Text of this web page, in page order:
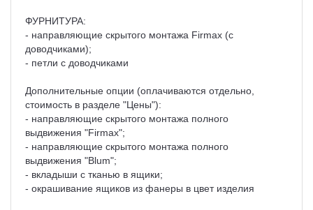
ФУРНИТУРА:
- направляющие скрытого монтажа Firmax (с
доводчиками);
- петли с доводчиками
Дополнительные опции (оплачиваются отдельно,
стоимость в разделе "Цены"):
- направляющие скрытого монтажа полного
выдвижения "Firmax";
- направляющие скрытого монтажа полного
выдвижения "Blum";
- вкладыши с тканью в ящики;
- окрашивание ящиков из фанеры в цвет изделия